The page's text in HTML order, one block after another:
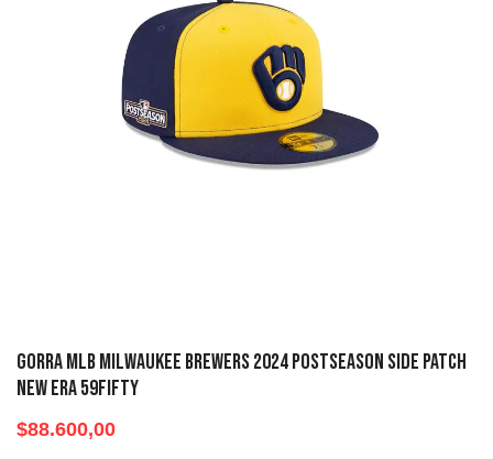
Gorra MLB Milwaukee Brewers 2024 Postseason Side Patch
New Era 59fifty
$88.600,00